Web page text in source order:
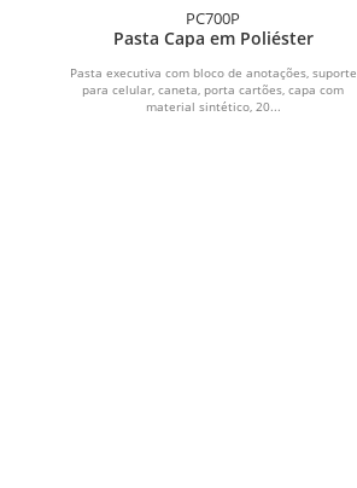
PC700P
Pasta Capa em Poliéster
Pasta executiva com bloco de anotações, suporte
para celular, caneta, porta cartões, capa com
material sintético, 20...